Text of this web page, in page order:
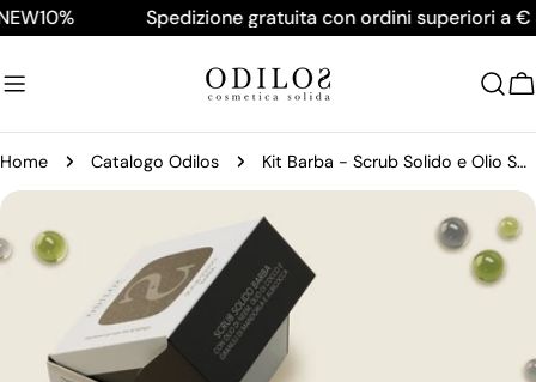
Salta
contenuto
Spedizione gratuita con ordini superiori a €
Home Catalogo Odilos Kit Barba - Scrub Solido e Olio Solido
Passa
alle
informazioni